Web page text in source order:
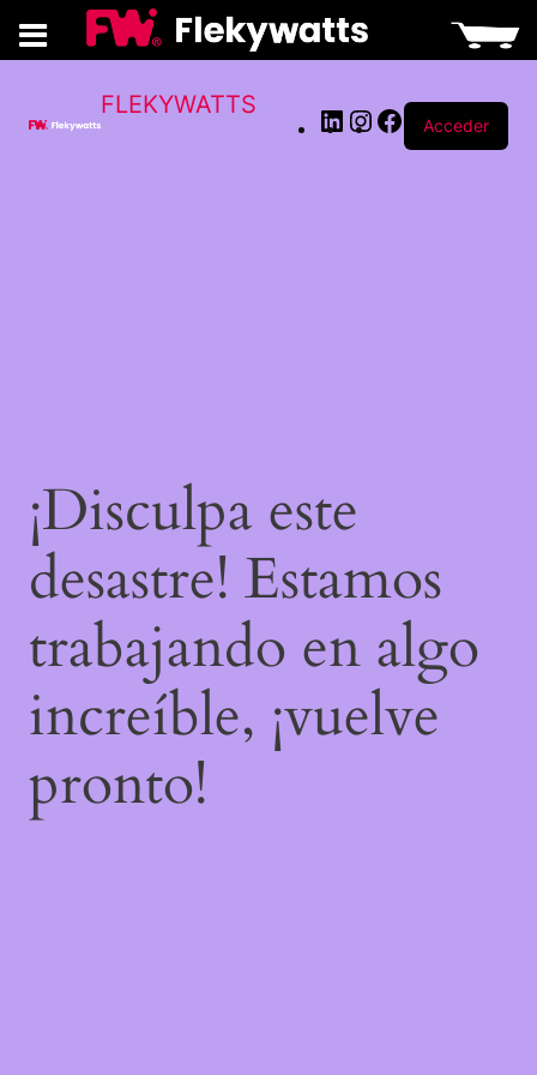
FLEKYWATTS
Acceder
¡Disculpa este
desastre! Estamos
trabajando en algo
increíble, ¡vuelve
pronto!